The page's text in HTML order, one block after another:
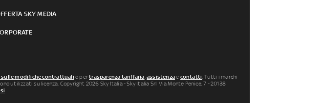
SKY MEDIA
modifiche contrattuali o pertrasparenza tariffaria,assistenzae contatti. Tutti i marchi
su licenza. Copyright 2026 Sky Italia - Sky Italia Srl Via Monte Penice, 7 - 20138